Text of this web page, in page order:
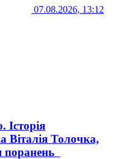
07.08.2026, 13:12
Історія
Віталія Толочка,
поранень